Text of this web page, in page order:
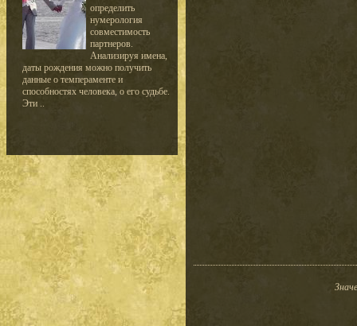
определить
нумерология
совместимость
партнеров.
Анализируя имена,
даты рождения можно получить
данные о темпераменте и
способностях человека, о его судьбе.
Эти ..